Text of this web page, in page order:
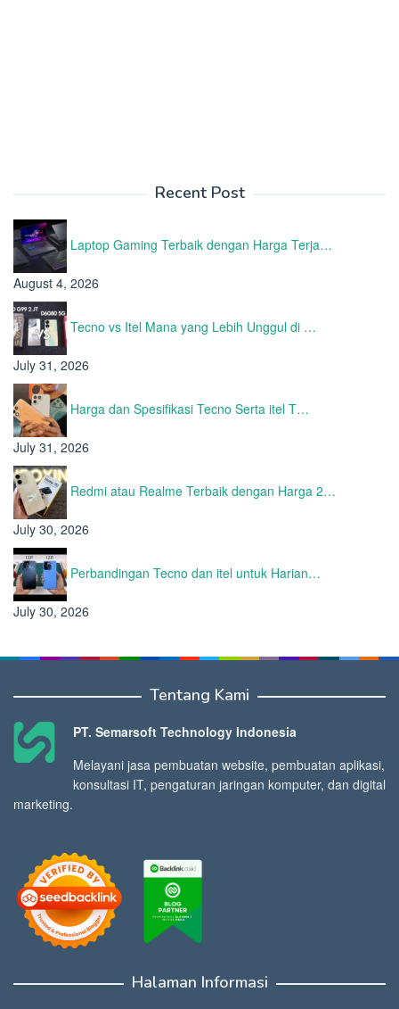
Recent Post
Laptop Gaming Terbaik dengan Harga Terja…
August 4, 2026
Tecno vs Itel Mana yang Lebih Unggul di …
July 31, 2026
Harga dan Spesifikasi Tecno Serta itel T…
July 31, 2026
Redmi atau Realme Terbaik dengan Harga 2…
July 30, 2026
Perbandingan Tecno dan itel untuk Harian…
July 30, 2026
Tentang Kami
PT. Semarsoft Technology Indonesia
Melayani jasa pembuatan website, pembuatan aplikasi,
konsultasi IT, pengaturan jaringan komputer, dan digital
marketing.
Halaman Informasi